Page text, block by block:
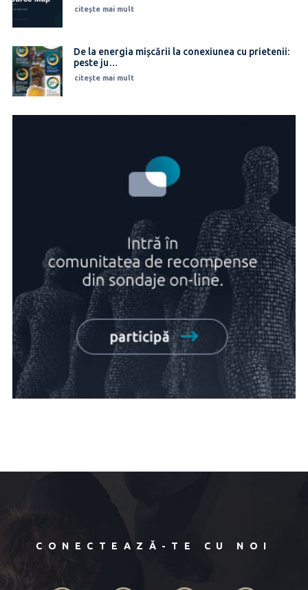
citește mai mult
De la energia mișcării la conexiunea cu prietenii:
peste ju…
citește mai mult
CONECTEAZĂ-TE CU NOI